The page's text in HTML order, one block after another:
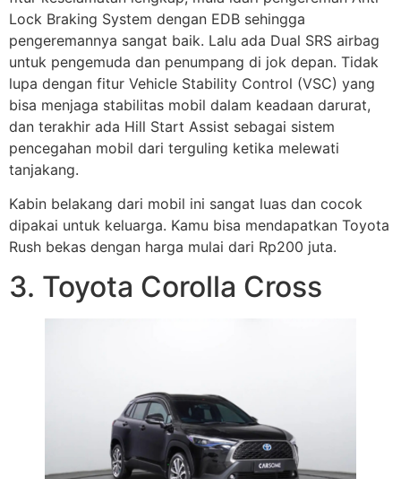
Lock Braking System dengan EDB sehingga
pengeremannya sangat baik. Lalu ada Dual SRS airbag
untuk pengemuda dan penumpang di jok depan. Tidak
lupa dengan fitur Vehicle Stability Control (VSC) yang
bisa menjaga stabilitas mobil dalam keadaan darurat,
dan terakhir ada Hill Start Assist sebagai sistem
pencegahan mobil dari terguling ketika melewati
tanjakang.
Kabin belakang dari mobil ini sangat luas dan cocok
dipakai untuk keluarga. Kamu bisa mendapatkan Toyota
Rush bekas dengan harga mulai dari Rp200 juta.
3. Toyota Corolla Cross